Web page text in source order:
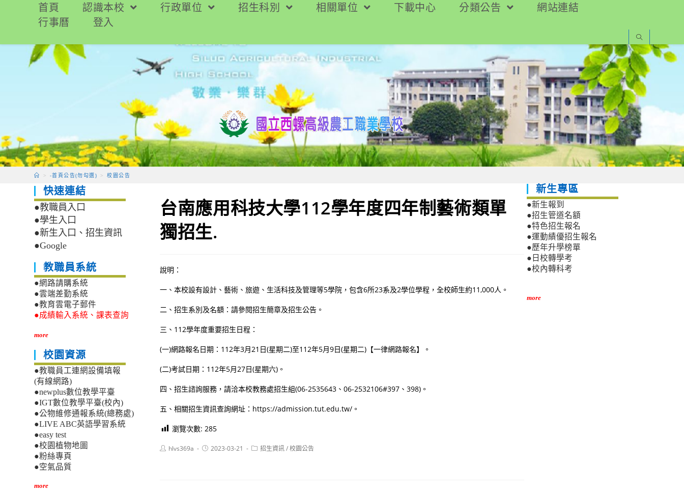
要
首頁 認識本校 行政單位 招生科別 相關單位 下載中心 分類公告
網站連結
行事曆
登入
> -首頁公告(勿勾選) > 校園公告
台南應用科技大學112學年度四年制藝術類單
獨招生.
說明：
一、本校設有設計、藝術、旅遊、生活科技及管理等5學院，包含6所23系及2學位學程，全校師生約11,000人。
二、招生系別及名額：請參閱招生簡章及招生公告。
三、112學年度重要招生日程：
(一)網路報名日期：112年3月21日(星期二)至112年5月9日(星期二)【一律網路報名】。
(二)考試日期：112年5月27日(星期六)。
四、招生諮詢服務，請洽本校教務處招生組(06-2535643、06-2532106#397、398)。
五、相關招生資訊查詢網址：https://admission.tut.edu.tw/。
瀏覽次數: 285
Posthlvs369a
Post2023-03-21
Post招生資訊/校園公告
快速連結
●教職員入口
●學生入口
●新生入口、招生資訊
●Google
教職員系統
●網路請購系統
●雲端差勤系統
●教育雲電子郵件
●成績輸入系統、課表查詢
more
校園資源
●教職員工連網設備填報
(有線網路)
●newplus數位教學平臺
●IGT數位教學平臺(校內)
●公物維修通報系統(總務處)
●LIVE ABC英語學習系統
●easy test
●校園植物地圖
●粉絲專頁
●空氣品質
more
新生專區
●新生報到
●招生管道名額
●特色招生報名
●運動績優招生報名
●歷年升學榜單
●日校轉學考
●校內轉科考
more